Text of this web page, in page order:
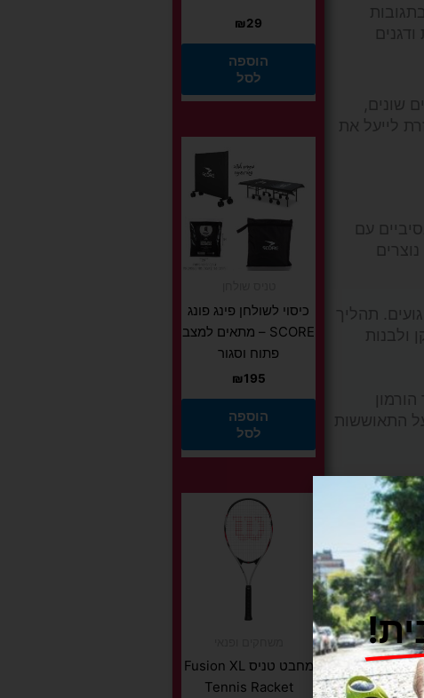
שונים,
לייעל את
עם
תהליך
ולבנות
התאוששות
לספק את
לעזור
את זרימת
פינוי
להיות
₪29
הוספה
לסל
כיסוי לשולחן פינג פונג
SCORE – מתאים למצב
פתוח וסגור
₪195
הוספה
לסל
מחבט טניס Fusion XL
Tennis Racket